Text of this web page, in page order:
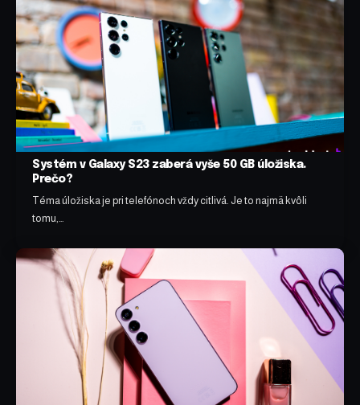
Systém v Galaxy S23 zaberá vyše 50 GB úložiska.
Prečo?
Téma úložiska je pri telefónoch vždy citlivá. Je to najmä kvôli
tomu,…